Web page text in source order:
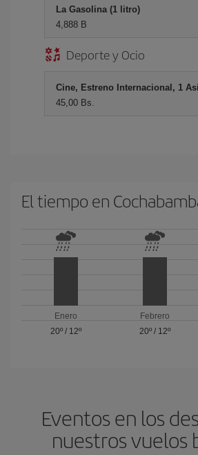
La Gasolina (1 litro)
4,888 B
Deporte y Ocio
Cine, Estreno Internacional, 1
45,00 Bs.
El tiempo en
Enero
20º/ 12º
Febrero
20º/ 12º
Eventos en los
nuestros vuelos